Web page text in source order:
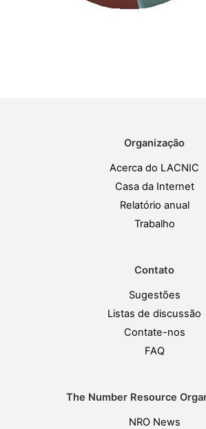
Organização
Acerca do LACNIC
Casa da Internet
Relatório anual
Trabalho
Contato
Sugestões
Listas de discussão
Contate-nos
FAQ
The Number Resource
NRO News